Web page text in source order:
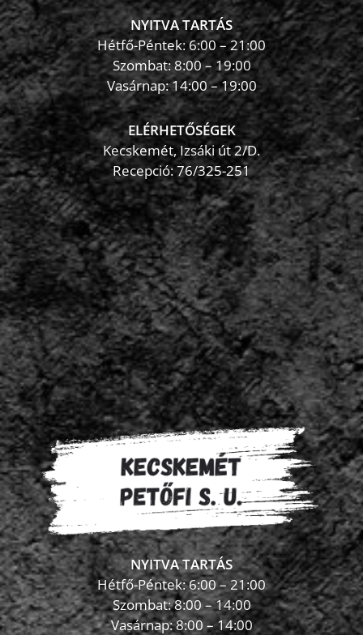
NYITVA TARTÁS
Hétfő-Péntek: 6:00 – 21:00
Szombat: 8:00 – 19:00
Vasárnap: 14:00 – 19:00
ELÉRHETŐSÉGEK
Kecskemét, Izsáki út 2/D.
Recepció:76/325-251
NYITVA TARTÁS
Hétfő-Péntek: 6:00 – 21:00
Szombat: 8:00 – 14:00
Vasárnap: 8:00 – 14:00